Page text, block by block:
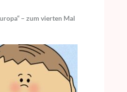
– zum vierten Mal